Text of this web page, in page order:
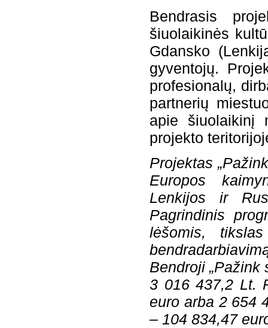
Bendrasis
šiuolaikinės
Gdansko
gyventojų.
profesionalų,
partnerių
apie šiuolaikinį
projekto
Projektas
Europos
Lenkijos ir
Pagrindinis
lėšomis,
Bendroji „Pažink
3 016 437,2 Lt.
euro arba 2 654
– 104 834,47